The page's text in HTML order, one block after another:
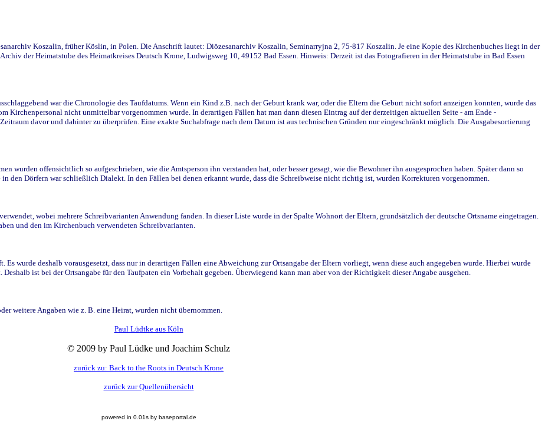
Koszalin, früher Köslin, in Polen. Die Anschrift lautet: Diözesanarchiv Koszalin, Seminarryjna 2, 75-817 Koszalin. Je eine Kopie des Kirchenbuches liegt in der
der Heimatstube des Heimatkreises Deutsch Krone, Ludwigsweg 10, 49152 Bad Essen. Hinweis: Derzeit ist das Fotografieren in der Heimatstube in Bad Essen
war die Chronologie des Taufdatums. Wenn ein Kind z.B. nach der Geburt krank war, oder die Eltern die Geburt nicht sofort anzeigen konnten, wurde das
Kirchenpersonal nicht unmittelbar vorgenommen wurde. In derartigen Fällen hat man dann diesen Eintrag auf der derzeitigen aktuellen Seite - am Ende -
davor und dahinter zu überprüfen. Eine exakte Suchabfrage nach dem Datum ist aus technischen Gründen nur eingeschränkt möglich. Die Ausgabesortierung
wurden offensichtlich so aufgeschrieben, wie die Amtsperson ihn verstanden hat, oder besser gesagt, wie die Bewohner ihn ausgesprochen haben. Später dann so
den Dörfern war schließlich Dialekt. In den Fällen bei denen erkannt wurde, dass die Schreibweise nicht richtig ist, wurden Korrekturen vorgenommen.
wobei mehrere Schreibvarianten Anwendung fanden. In dieser Liste wurde in der Spalte Wohnort der Eltern, grundsätzlich der deutsche Ortsname eingetragen.
und den im Kirchenbuch verwendeten Schreibvarianten.
wurde deshalb vorausgesetzt, dass nur in derartigen Fällen eine Abweichung zur Ortsangabe der Eltern vorliegt, wenn diese auch angegeben wurde. Hierbei wurde
ist bei der Ortsangabe für den Taufpaten ein Vorbehalt gegeben. Überwiegend kann man aber von der Richtigkeit dieser Angabe ausgehen.
weitere Angaben wie z. B. eine Heirat, wurden nicht übernommen.
Paul Lüdtke aus Köln
© 2009 by Paul Lüdke und Joachim Schulz
zurück zu: Back to the Roots in Deutsch Krone
zurück zur Quellenübersicht
powered in 0.01s by baseportal.de